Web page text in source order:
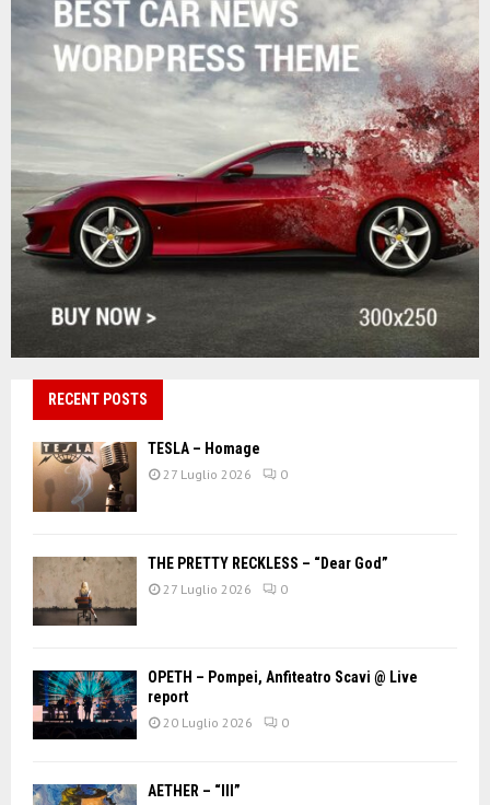
RECENT POSTS
TESLA – Homage
27 Luglio 2026 0
THE PRETTY RECKLESS – “Dear God”
27 Luglio 2026 0
OPETH – Pompei, Anfiteatro Scavi @ Live
report
20 Luglio 2026 0
AETHER – “III”